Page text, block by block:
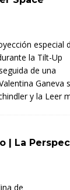
especial
la Tilt-Up
de una
Ganeva
y la Leer
| La
de